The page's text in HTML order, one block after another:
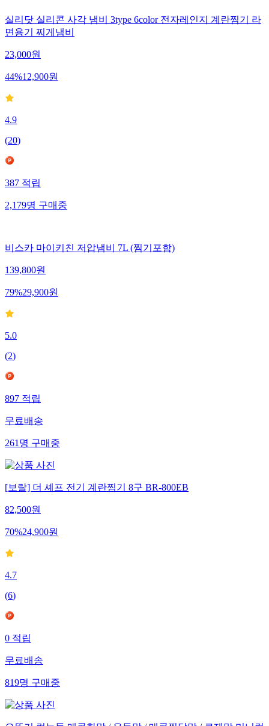
실리닷 실리콘 사각 냄비 3type 6color 전자레인지 계란찜기 라
면용기 찌게냄비
23,000원
44%12,900원
4.9
(20)
387적립
2,179명구매중
비스카 마이키친 저압냄비 7L (찜기포함)
139,800원
79%29,900원
5.0
(2)
897적립
무료배송
261명구매중
[보랄] 더 셰프 전기 계란찜기 8구 BR-800EB
82,500원
70%24,900원
4.7
(6)
0적립
무료배송
819명구매중